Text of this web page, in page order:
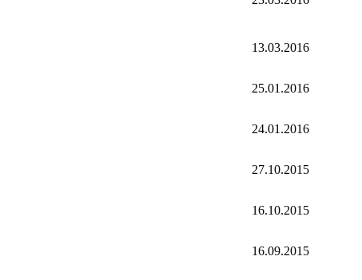
13.03.2016
25.01.2016
24.01.2016
27.10.2015
16.10.2015
16.09.2015